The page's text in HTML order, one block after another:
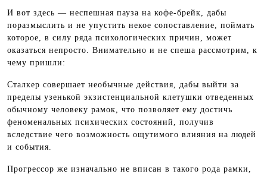
И вот здесь — неспешная пауза на кофе-брейк, дабы
поразмыслить и не упустить некое сопоставление, поймать
которое, в силу ряда психологических причин, может
оказаться непросто. Внимательно и не спеша рассмотрим, к
чему пришли:
Сталкер совершает необычные действия, дабы выйти за
пределы узенькой экзистенциальной клетушки отведенных
обычному человеку рамок, что позволяет ему достичь
феноменальных психических состояний, получив
вследствие чего возможность ощутимого влияния на людей
и события.
Прогрессор же изначально не вписан в такого рода рамки,